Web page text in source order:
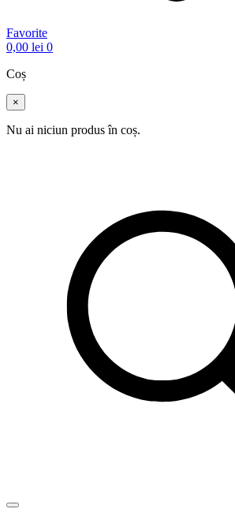
Favorite
0,00 lei 0
Coș
×
Nu ai niciun produs în coș.